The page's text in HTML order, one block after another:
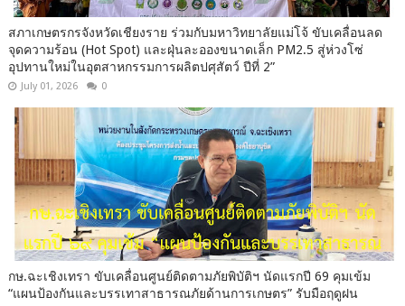
สภาเกษตรกรจังหวัดเชียงราย ร่วมกับมหาวิทยาลัยแม่โจ้ ขับเคลื่อนลด
จุดความร้อน (Hot Spot) และฝุ่นละอองขนาดเล็ก PM2.5 สู่ห่วงโซ่
อุปทานใหม่ในอุตสาหกรรมการผลิตปศุสัตว์ ปีที่ 2”
July 01, 2026 0
กษ.ฉะเชิงเทรา ขับเคลื่อนศูนย์ติดตามภัยพิบัติฯ นัดแรกปี 69 คุมเข้ม
“แผนป้องกันและบรรเทาสาธารณภัยด้านการเกษตร” รับมือฤดูฝน